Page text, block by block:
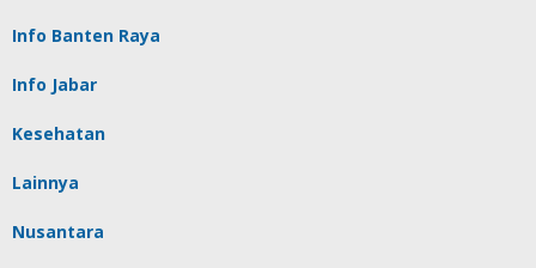
Info Banten Raya
Info Jabar
Kesehatan
Lainnya
Nusantara